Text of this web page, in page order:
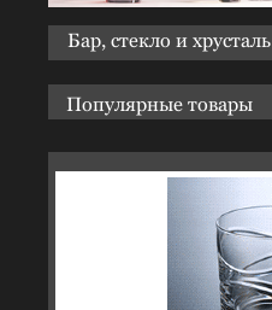
Бар, стекло и хрусталь
Популярные товары